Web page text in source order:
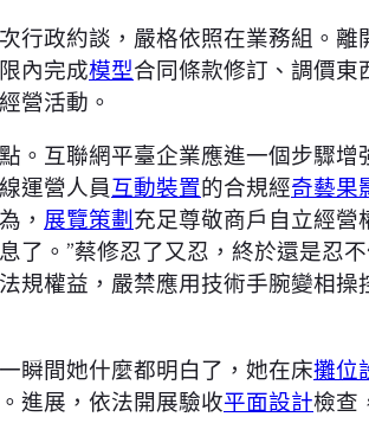
行政約談，嚴格依照在業務組。
內完成模型合同條款修訂、調價
營活動。
。互聯網平臺企業應進一個步驟
運營人員互動裝置的合規經奇藝果
， 展覽策劃充足尊敬商戶自立經營
了。”蔡修忍了又忍，終於還是忍
規權益，嚴禁應用技術手腕變相
瞬間她什麼都明白了，她在床攤位
進展，依法開展驗收平面設計檢查